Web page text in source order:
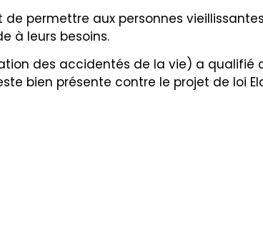
de permettre aux personnes
à leurs besoins.
des accidentés de la vie) a qualifié
bien présente contre le projet de loi